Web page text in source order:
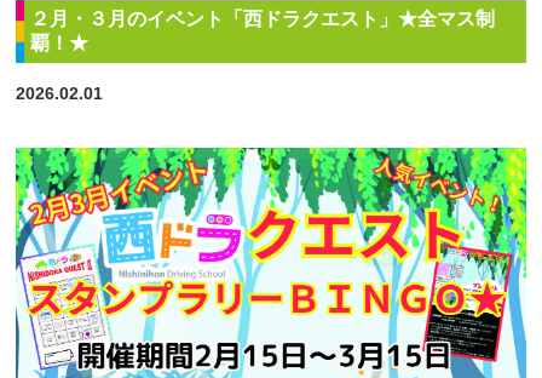
２月・３月のイベント「西ドラクエスト」★全マス制
覇！★
2026.02.01